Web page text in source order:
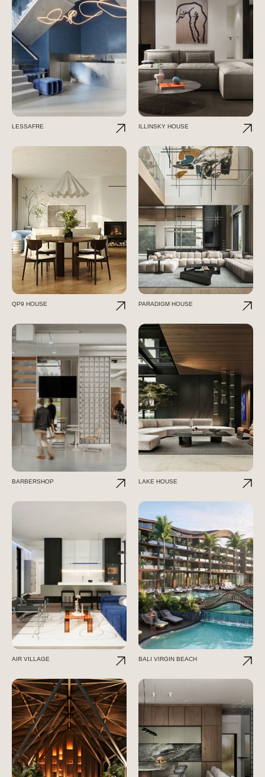
LESSAFRE ILLINSKY HOUSE
QP9 HOUSE PARADIGM HOUSE
BARBERSHOP LAKE HOUSE
AIR VILLAGE BALI VIRGIN BEACH